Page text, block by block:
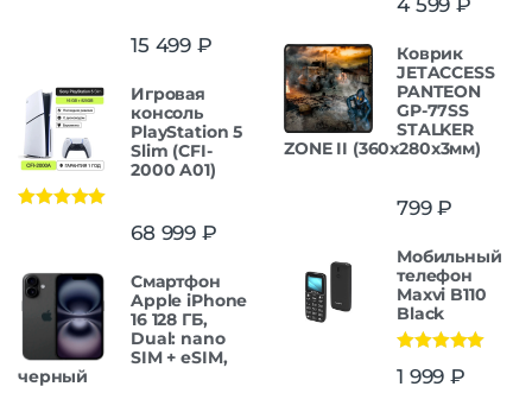
15 499 ₽
Игровая
консоль
PlayStation 5
Slim (CFI-
2000 A01)
68 999 ₽
Смартфон
Apple iPhone
16 128 ГБ,
Dual: nano
SIM + eSIM,
черный
Коврик
JETACCESS
PANTEON
GP-77SS
STALKER
ZONE II (360x280x3мм)
799₽
Мобильный
телефон
Maxvi B110
Black
из 5
1 999 ₽